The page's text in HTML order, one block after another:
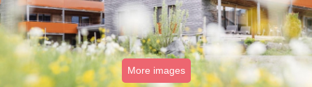
More images